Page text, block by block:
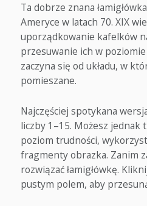
Ta dobrze znana
Ameryce w latach 70. XIX
uporządkowanie kafelków
przesuwanie ich w
zaczyna się od układu, w
pomieszane.
Najczęściej spotykana
liczby 1–15. Możesz jednak
poziom trudności,
fragmenty obrazka. Zanim
rozwiązać łamigłówkę.
pustym polem, aby